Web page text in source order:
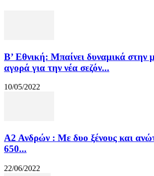
Β’ Εθνική: Μπαίνει δυναμικά στην
αγορά για την νέα σεζόν...
10/05/2022
Α2 Ανδρών : Με δυο ξένους και
650...
22/06/2022